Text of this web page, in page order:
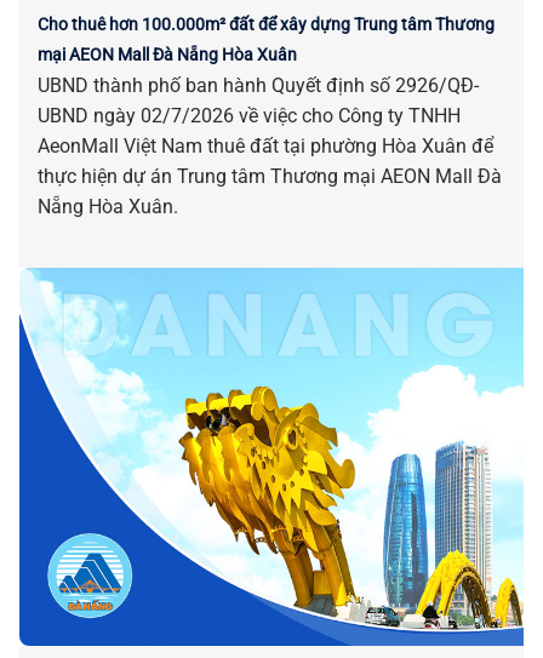
Cho thuê hơn 100.000m² đất để xây dựng Trung tâm Thương
mại AEON Mall Đà Nẵng Hòa Xuân
UBND thành phố ban hành Quyết định số 2926/QĐ-
UBND ngày 02/7/2026 về việc cho Công ty TNHH
AeonMall Việt Nam thuê đất tại phường Hòa Xuân để
thực hiện dự án Trung tâm Thương mại AEON Mall Đà
Nẵng Hòa Xuân.